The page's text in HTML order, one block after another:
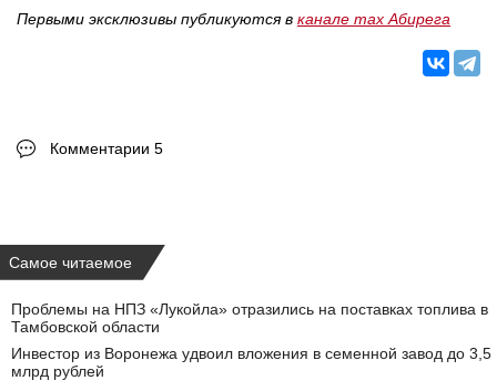
Первыми эксклюзивы публикуются в канале max Абирега
Комментарии 5
Самое читаемое
Проблемы на НПЗ «Лукойла» отразились на поставках топлива в
Тамбовской области
Инвестор из Воронежа удвоил вложения в семенной завод до 3,5
млрд рублей